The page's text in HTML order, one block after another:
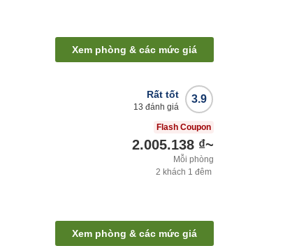
Xem phòng & các mức giá
3.9
Rất tốt
13 đánh giá
Flash Coupon
2.005.138 ₫~
Mỗi phòng
2 khách 1 đêm
Xem phòng & các mức giá